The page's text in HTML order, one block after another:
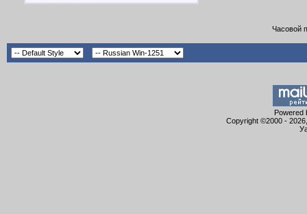
Часовой
Powered
Copyright ©2000 -